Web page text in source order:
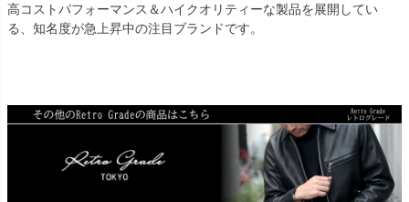
高コストパフォーマンス＆ハイクオリティーな製品を展開してい
る、知名度が急上昇中の注目ブランドです。